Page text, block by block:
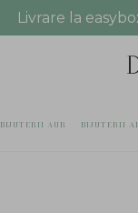
Livrare la
BIJUTERII AUR BIJUTERII